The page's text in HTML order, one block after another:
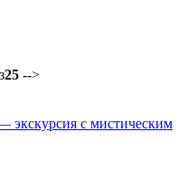
25 -->
с мистическим